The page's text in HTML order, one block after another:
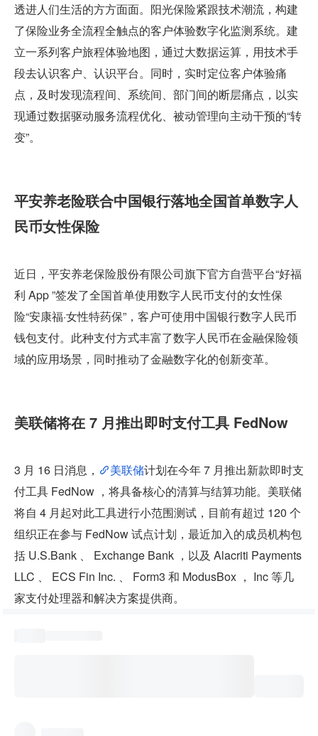
透进人们生活的方方面面。阳光保险紧跟技术潮流，构建
了保险业务全流程全触点的客户体验数字化监测系统。建
立一系列客户旅程体验地图，通过大数据运算，用技术手
段去认识客户、认识平台。同时，实时定位客户体验痛
点，及时发现流程间、系统间、部门间的断层痛点，以实
现通过数据驱动服务流程优化、被动管理向主动干预的“转
变”。
平安养老险联合中国银行落地全国首单数字人
民币女性保险
近日，平安养老保险股份有限公司旗下官方自营平台“好福
利 App ”签发了全国首单使用数字人民币支付的女性保
险“安康福·女性特药保”，客户可使用中国银行数字人民币
钱包支付。此种支付方式丰富了数字人民币在金融保险领
域的应用场景，同时推动了金融数字化的创新变革。
美联储将在 7 月推出即时支付工具 FedNow
3 月 16 日消息， 美联储计划在今年 7 月推出新款即时支
付工具 FedNow ，将具备核心的清算与结算功能。美联储
将自 4 月起对此工具进行小范围测试，目前有超过 120 个
组织正在参与 FedNow 试点计划，最近加入的成员机构包
括 U.S.Bank 、 Exchange Bank ，以及 Alacriti Payments
LLC 、 ECS Fin Inc. 、 Form3 和 ModusBox ， Inc 等几
家支付处理器和解决方案提供商。